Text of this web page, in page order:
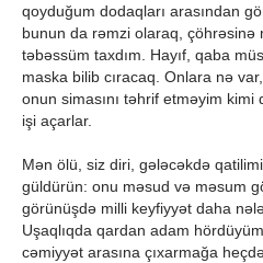
qoyduğum dodaqları arasından
bunun da rəmzi olaraq, çöhrəsinə
təbəssüm taxdım. Hayıf, qaba
maska bilib cıracaq. Onlara nə
onun simasını təhrif etməyim
işi açarlar.
Mən ölü, siz diri, gələcəkdə
güldürün: onu məsud və məsum
görünüşdə milli keyfiyyət daha
Uşaqlıqda qardan adam
cəmiyyət arasına çıxarmağa